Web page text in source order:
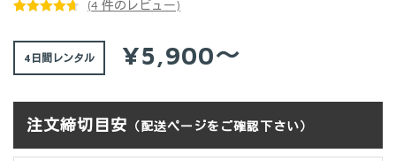
評価に基づ
く5段階評
4.75点
(4 件のレビュー)
4日間 ¥5,900～
注文締切目安 （配送ページをご確認下さい）